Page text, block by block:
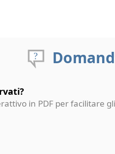
in PDF per facilitare